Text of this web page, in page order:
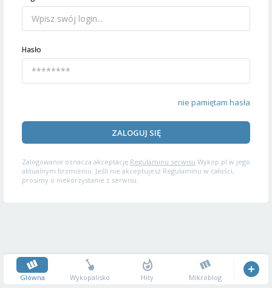
Hasło
nie pamiętam hasła
ZALOGUJ SIĘ
Zalogowanie oznacza akceptację Regulaminu serwisu Wykop.pl w jego
aktualnym brzmieniu. Jeśli nie akceptujesz Regulaminu w całości,
prosimy o niekorzystanie z serwisu.
Główna Wykopalisko Hity Mikroblog